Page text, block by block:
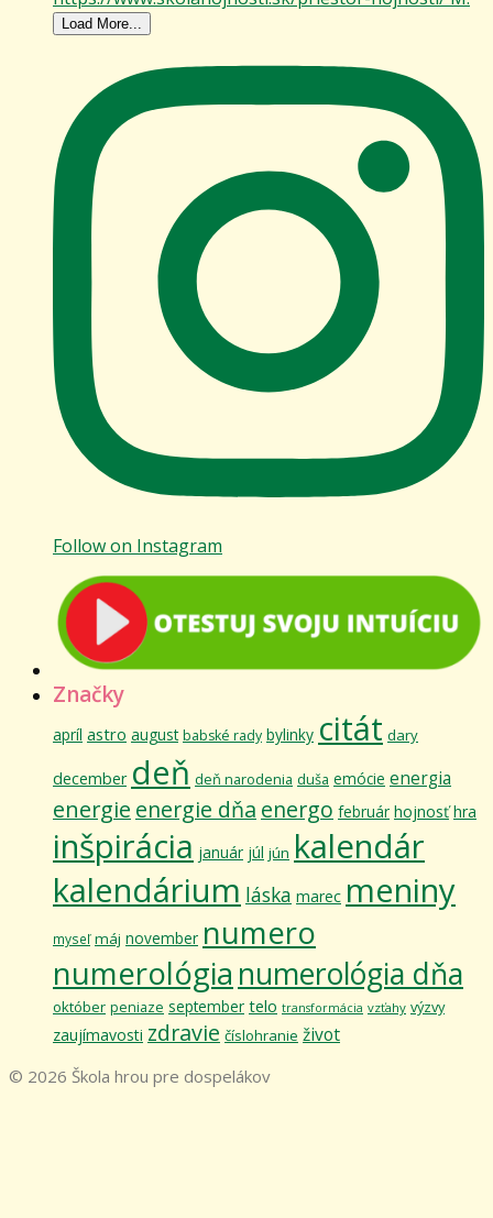
Load More...
Follow on Instagram
Značky
apríl astro august babské rady bylinky citát dary
december deň deň narodenia duša emócie energia
energie energie dňa energo február hojnosť hra
inšpirácia január júl jún kalendár
kalendárium láska marec meniny
myseľ máj november numero
numerológia numerológia dňa
október peniaze september telo transformácia vzťahy výzvy
zaujímavosti zdravie číslohranie život
© 2026 Škola hrou pre dospelákov